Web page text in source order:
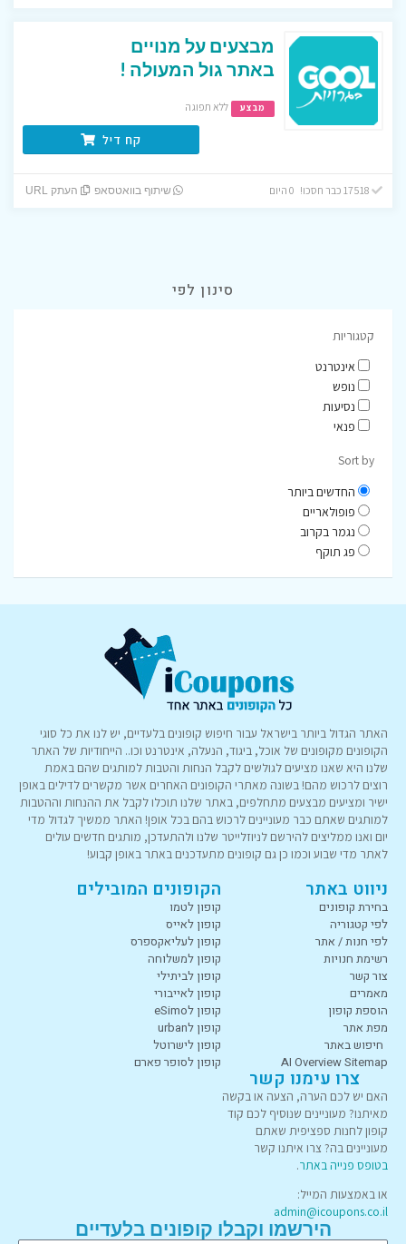
מבצעים על מנויים
באתר גול המעולה !
מבצע ללא תפוגה
קח דיל
17518 כבר חסכו! 0 היום שיתוף בוואטסאפ העתק URL
סינון לפי
קטגוריות
אינטרנט
נופש
נסיעות
פנאי
Sort by
החדשים ביותר
פופולאריים
נגמר בקרוב
פג תוקף
האתר הגדול ביותר בישראל עבור חיפוש קופונים בלעדיים, יש לנו את כל סוגי
הקופונים מקופונים של אוכל, ביגוד, הנעלה, אינטרנט וכו.. הייחודיות של האתר
שלנו היא שאנו מציעים לגולשים לקבל הנחות והטבות למותגים שהם באמת
רוצים לרכוש מהם! בשונה מאתרי הקופונים האחרים אשר מקשרים לדילים באופן
ישיר ומציעים מבצעים מתחלפים, באתר שלנו תוכלו לקבל את ההנחות וההטבות
למותגים שאתם כבר מעוניינים לרכוש בהם בכל אופן! האתר ממשיך לגדול מדי
יום ואנו ממליצים להירשם לניוזלייטר שלנו ולהתעדכן, מותגים חדשים עולים
לאתר מדי שבוע וכמו כן גם קופונים מתעדכנים באתר באופן קבוע!
ניווט באתר
בחירת קופונים
לפי קטגוריה
לפי חנות / אתר
רשימת חנויות
צור קשר
מאמרים
הוספת קופון
מפת אתר
חיפוש באתר
AI Overview Sitemap
הקופונים המובילים
קופון לטמו
קופון לאייס
קופון לעליאקספרס
קופון למשלוחה
קופון לביתילי
קופון לאייבורי
קופון לeSimo
קופון לurban
קופון לישרוטל
קופון לסופר פארם
צרו עימנו קשר
האם יש לכם הערה, הצעה או בקשה
מאיתנו? מעוניינים שנוסיף לכם קוד
קופון לחנות ספציפית שאתם
מעוניינים בה? צרו איתנו קשר
בטופס פנייה באתר.
או באמצעות המייל:
admin@icoupons.co.il
הירשמו וקבלו קופונים בלעדיים